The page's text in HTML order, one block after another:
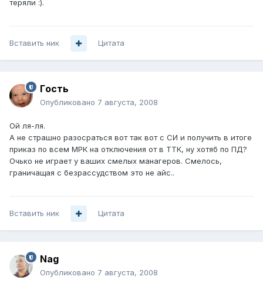
теряли :).
Вставить ник Цитата
Гoсть
Опубликовано 7 августа, 2008
Ой ля-ля.
А не страшно разосраться вот так вот с СИ и получить в итоге
приказ по всем МРК на отключения от в ТТК, ну хотяб по ПД?
Очько не играет у ваших смелых манагеров. Смелось,
граничащая с безрассудством это не айс..
Вставить ник Цитата
Nag
Опубликовано 7 августа, 2008